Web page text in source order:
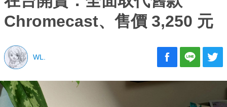
Chromecast、售價 3,250 元
WL.